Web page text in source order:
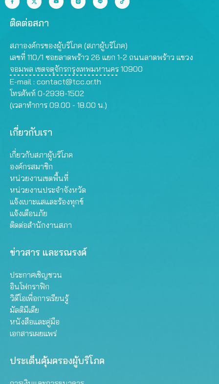
ติดต่อสภา
สภาองค์กรของผู้บริโภค (สภาผู้บริโภค)
เลขที่ 110/1 ซอยลาดพร้าว 26 แยก 1-2 ถนนลาดพร้าว แขวง
จอมพล เขตจตุจักรกรุงเทพมหานคร 10900
E-mail : contact@tcc.or.th
โทรศัพท์ 0-2938-1502
(เวลาทำการ 09.00 - 18.00 น.)
เกี่ยวกับเรา
เกี่ยวกับสภาผู้บริโภค
องค์กรสมาชิก
หน่วยงานเขตพื้นที่
หน่วยงานประจำจังหวัด
แจ้งเบาะแสและร้องทุกข์
แจ้งเตือนภัย
ติดต่อสำนักงานสภา
ข่าวสาร และรณรงค์
ประกาศเชิญชวน
อินโฟกราฟิก
วิดีโอเพื่อการเรียนรู้
มัลติมีเดีย
หนังสือและคู่มือ
เอกสารเผยแพร่
ประเด็นคุ้มครองผู้บริโภค